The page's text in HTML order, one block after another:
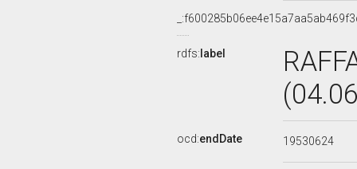
rdfs: label
ocd:endDate 19530624